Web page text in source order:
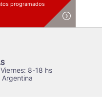
programados
8-18 hs